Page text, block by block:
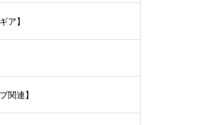
ア】
関連】